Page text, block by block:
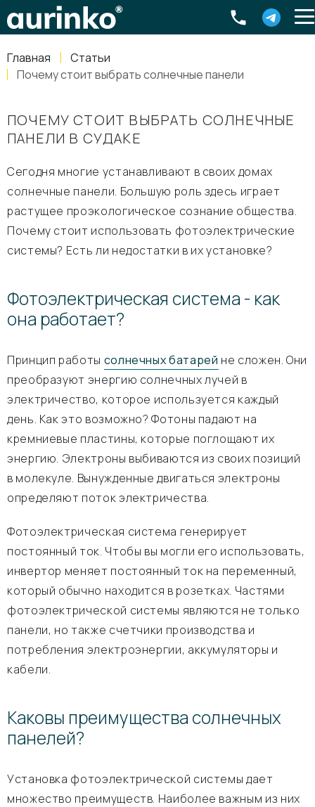
Главная
Статьи
Почему стоит выбрать солнечные панели
ПОЧЕМУ СТОИТ ВЫБРАТЬ СОЛНЕЧНЫЕ
ПАНЕЛИ В СУДАКЕ
Сегодня многие устанавливают в своих домах
солнечные панели. Большую роль здесь играет
растущее проэкологическое сознание общества.
Почему стоит использовать фотоэлектрические
системы? Есть ли недостатки в их установке?
Фотоэлектрическая система - как
она работает?
Принцип работы солнечных батарей не сложен. Они
преобразуют энергию солнечных лучей в
электричество, которое используется каждый
день. Как это возможно? Фотоны падают на
кремниевые пластины, которые поглощают их
энергию. Электроны выбиваются из своих позиций
в молекуле. Вынужденные двигаться электроны
определяют поток электричества.
Фотоэлектрическая система генерирует
постоянный ток. Чтобы вы могли его использовать,
инвертор меняет постоянный ток на переменный,
который обычно находится в розетках. Частями
фотоэлектрической системы являются не только
панели, но также счетчики производства и
потребления электроэнергии, аккумуляторы и
кабели.
Каковы преимущества солнечных
панелей?
Установка фотоэлектрической системы дает
множество преимуществ. Наиболее важным из них
Россия, Свердловская область Екатеринбург ,
8-800-770-79-40